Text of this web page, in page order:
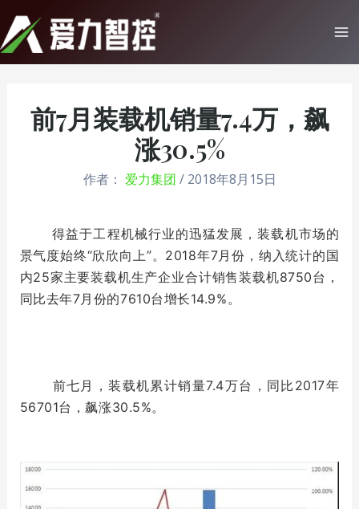
至
内
前7月装载机销量7.4万，飙
涨30.5%
作者： 爱力集团 / 2018年8月15日
得益于工程机械行业的迅猛发展，装载机市场的
景气度始终“欣欣向上”。2018年7月份，纳入统计的国
内25家主要装载机生产企业合计销售装载机8750台，
同比去年7月份的7610台增长14.9%。
前七月，装载机累计销量7.4万台，同比2017年
56701台，飙涨30.5%。